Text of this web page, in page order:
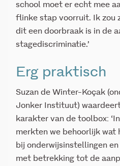
school moet er echt mee
flinke stap voorruit. Ik zou
dit een doorbraak is in de
stagediscriminatie.’
Erg praktisch
Suzan de Winter-Koçak
Jonker Instituut)
karakter van de toolbox:
merkten we behoorlijk wat
bij onderwijsinstellingen
met betrekking tot de